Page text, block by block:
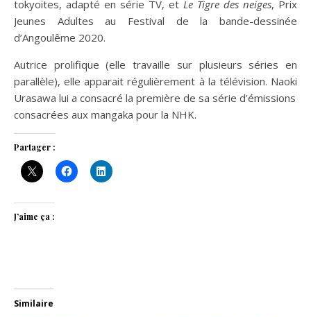
tokyoites, adapté en série TV, et Le Tigre des neiges, Prix
Jeunes Adultes au Festival de la bande-dessinée
d’Angoulême 2020.
Autrice prolifique (elle travaille sur plusieurs séries en
parallèle), elle apparait régulièrement à la télévision. Naoki
Urasawa lui a consacré la première de sa série d’émissions
consacrées aux mangaka pour la NHK.
Partager :
J’aime ça :
Similaire